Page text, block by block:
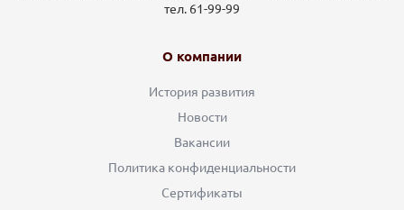
тел. 61-99-99
О компании
История развития
Новости
Вакансии
Политика конфиденциальности
Сертификаты